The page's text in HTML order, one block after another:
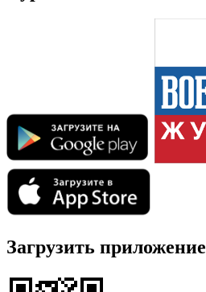
Загрузить приложение